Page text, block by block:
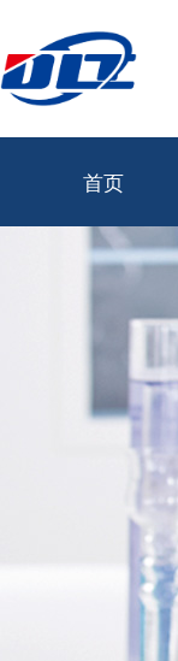
首页